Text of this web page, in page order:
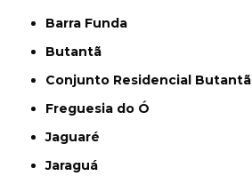
Barra Funda
Butantã
Conjunto Residencial Butantã
Freguesia do Ó
Jaguaré
Jaraguá